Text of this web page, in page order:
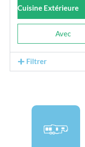
Cuisine Extérieure
Avec
Filtrer